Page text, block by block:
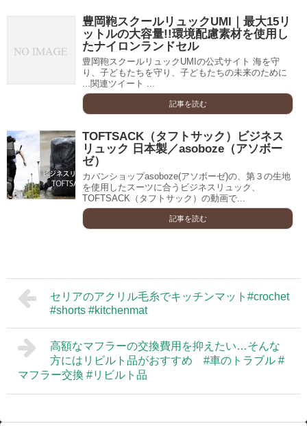
豊岡鞄スクールリュックUMI｜最大15リ
ットルの大容量!!環境配慮素材を使用し
たナイロンランドセル
豊岡鞄スクールリュックUMIの公式サイト 海を守
り、子どもたちを守り、子どもたちの未来のために
...関連ツイート ...
記事を読む
TOFTSACK（タフトサック）ビジネス
リュック 日本製／asoboze（アソボー
ゼ）
カバンショップasoboze(アソボーゼ)の、第３の生地
を使用したスーツに合うビジネスリュック、
TOFTSACK（タフトサック）の動画で...
記事を読む
セリアのアクリル毛糸でキッチンマット#crochet
#shorts #kitchenmat
高額なマフラーの交換費用を抑えたい…そんな
方にはリビルト品がおすすめ #車のトラブル #
マフラー交換 #リビルト品